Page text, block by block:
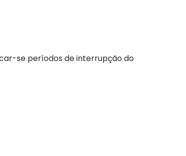
se períodos de interrupção do